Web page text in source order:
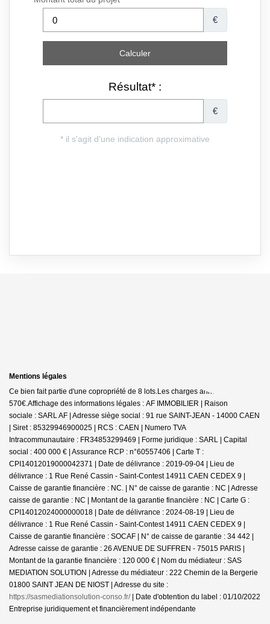
Mentions légales
Ce bien fait partie d'une copropriété de 8 lots.Les charges annuelles sont de
570€.Affichage des informations légales : AF IMMOBILIER | Raison
sociale : SARL AF | Adresse siège social : 91 rue SAINT-JEAN - 14000 CAEN
| Siret : 85329946900025 | RCS : CAEN | Numero TVA
Intracommunautaire : FR34853299469 | Forme juridique : SARL | Capital
social : 400 000 € | Assurance RCP : n°60557406 | Carte T :
CPI14012019000042371 | Date de délivrance : 2019-09-04 | Lieu de
délivrance : 1 Rue René Cassin - Saint-Contest 14911 CAEN CEDEX 9 |
Caisse de garantie financière : NC. | N° de caisse de garantie : NC | Adresse
caisse de garantie : NC | Montant de la garantie financière : NC | Carte G :
CPI14012024000000018 | Date de délivrance : 2024-08-19 | Lieu de
délivrance : 1 Rue René Cassin - Saint-Contest 14911 CAEN CEDEX 9 |
Caisse de garantie financière : SOCAF | N° de caisse de garantie : 34 442 |
Adresse caisse de garantie : 26 AVENUE DE SUFFREN - 75015 PARIS |
Montant de la garantie financière : 120 000 € | Nom du médiateur : SAS
MEDIATION SOLUTION | Adresse du médiateur : 222 Chemin de la Bergerie
01800 SAINT JEAN DE NIOST | Adresse du site :
https://sasmediationsolution-conso.fr/| Date d'obtention du label : 01/10/2022
Entreprise juridiquement et financièrement indépendante